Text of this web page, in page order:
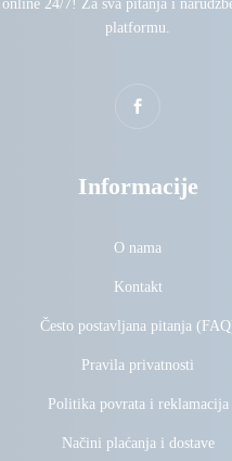
24/7! Za sva pitanja i
platformu.
Informacije
O nama
Kontakt
Često postavljana pitanja
Pravila privatnosti
Politika povrata i reklamacija
Načini plaćanja i dostave